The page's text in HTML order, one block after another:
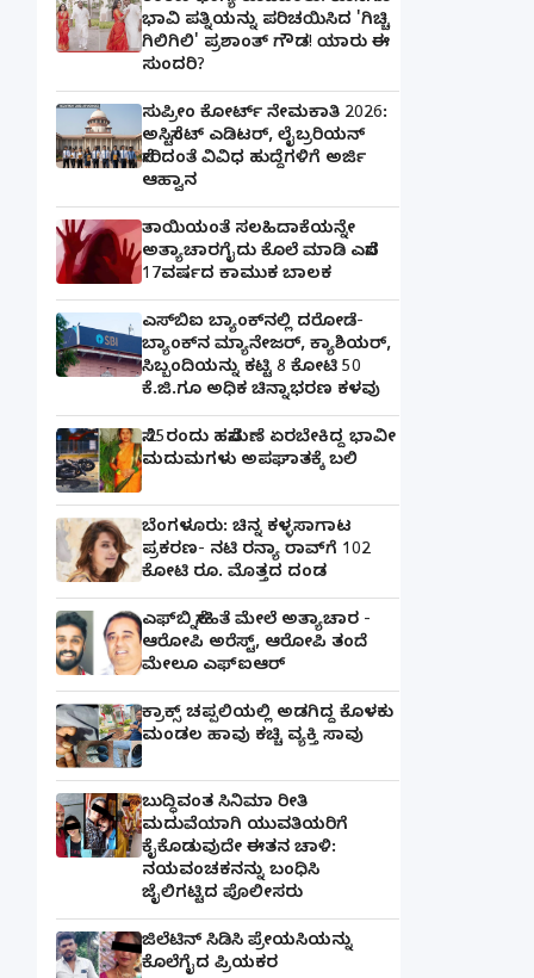
ಭಾವಿ ಪತ್ನಿಯನ್ನು ಪರಿಚಯಿಸಿದ 'ಗಿಚ್ಚಿ
ಗಿಲಿಗಿಲಿ' ಪ್ರಶಾಂತ್ ಗೌಡ! ಯಾರು ಈ
ಸುಂದರಿ?
ಸುಪ್ರೀಂ ಕೋರ್ಟ್ ನೇಮಕಾತಿ 2026:
ಅಸಿಸ್ಟೆಂಟ್ ಎಡಿಟರ್, ಲೈಬ್ರರಿಯನ್
ಸೇರಿದಂತೆ ವಿವಿಧ ಹುದ್ದೆಗಳಿಗೆ ಅರ್ಜಿ
ಆಹ್ವಾನ
ತಾಯಿಯಂತೆ ಸಲಹಿದಾಕೆಯನ್ನೇ
ಅತ್ಯಾಚಾರಗೈದು ಕೊಲೆ ಮಾಡಿ ಎಸೆದ
17ವರ್ಷದ ಕಾಮುಕ ಬಾಲಕ
ಎಸ್‌ಬಿಐ ಬ್ಯಾಂಕ್‌ನಲ್ಲಿ‌ ದರೋಡೆ-
ಬ್ಯಾಂಕ್​ನ ಮ್ಯಾನೇಜರ್‌, ಕ್ಯಾಶಿಯರ್‌,
ಸಿಬ್ಬಂದಿಯನ್ನು ಕಟ್ಟಿ 8 ಕೋಟಿ 50
ಕೆ.ಜಿ.ಗೂ ಅಧಿಕ ಚಿನ್ನಾಭರಣ ಕಳವು
ಸೆ.25ರಂದು ಹಸೆಮಣೆ ಏರಬೇಕಿದ್ದ ಭಾವೀ
ಮದುಮಗಳು ಅಪಘಾತಕ್ಕೆ ಬಲಿ
ಬೆಂಗಳೂರು: ಚಿನ್ನ ಕಳ್ಳಸಾಗಾಟ
ಪ್ರಕರಣ- ನಟಿ ರನ್ಯಾ ರಾವ್‌ಗೆ 102
ಕೋಟಿ ರೂ. ಮೊತ್ತದ ದಂಡ
ಎಫ್‌ಬಿ ಸ್ನೇಹಿತೆ ಮೇಲೆ ಅತ್ಯಾಚಾರ -
ಆರೋಪಿ ಅರೆಸ್ಟ್, ಆರೋಪಿ ತಂದೆ
ಮೇಲೂ ಎಫ್ಐಆರ್
ಕ್ರಾಕ್ಸ್ ಚಪ್ಪಲಿಯಲ್ಲಿ ಅಡಗಿದ್ದ ಕೊಳಕು
ಮಂಡಲ ಹಾವು ಕಚ್ಚಿ ವ್ಯಕ್ತಿ ಸಾವು
ಬುದ್ಧಿವಂತ ಸಿನಿಮಾ ರೀತಿ
ಮದುವೆಯಾಗಿ ಯುವತಿಯರಿಗೆ
ಕೈಕೊಡುವುದೇ ಈತನ ಚಾಳಿ:
ನಯವಂಚಕನನ್ನು ಬಂಧಿಸಿ
ಜೈಲಿಗಟ್ಟಿದ ಪೊಲೀಸರು
ಜಿಲೆಟಿನ್ ಸಿಡಿಸಿ ಪ್ರೇಯಸಿಯನ್ನು
ಕೊಲೆಗೈದ ಪ್ರಿಯಕರ